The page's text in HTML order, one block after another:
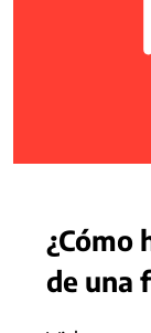
¿Cómo
de una